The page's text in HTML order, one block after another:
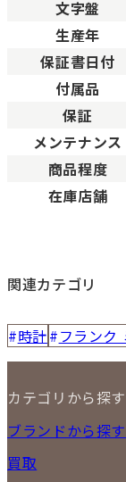
文字盤
生産年
保証書日付
付属品
保証
メンテナンス
商品程度
在庫店舗
関連カテゴリ
時計 フランク
カテゴリから探す
NEW ITEM
時計
ブランドから探す
買取